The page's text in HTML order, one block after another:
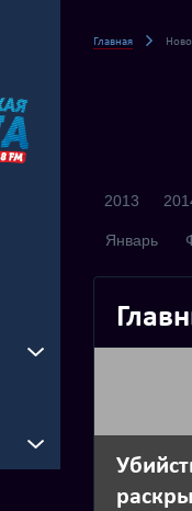
Главная
2013
Январь